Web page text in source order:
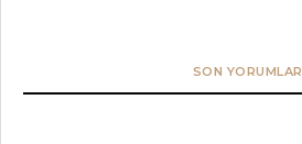
SON YORUMLAR